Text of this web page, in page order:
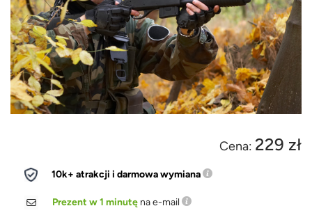
Cena: 229 zł
10k+ atrakcji i darmowa wymiana
Prezent w 1 minutę na e-mail